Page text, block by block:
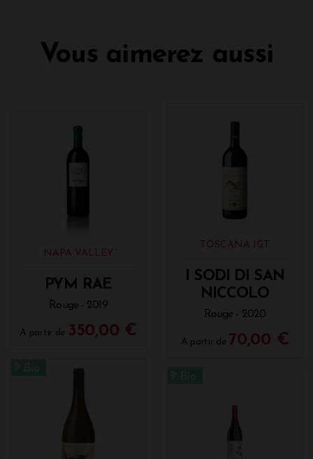
Vous aimerez aussi
NAPA VALLEY
PYM RAE
Rouge - 2019
A partir de 350,00 €
TOSCANA IGT
I SODI DI SAN
NICCOLO
Rouge - 2020
A partir de 70,00 €